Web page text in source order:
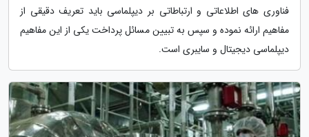
فناوری های اطلاعاتی و ارتباطاتی بر دیپلماسی باید تعریف دقیقی از
مفاهیم ارائه نموده و سپس به تبیین مسائل پرداخت یکی از این مفاهیم
دیپلماسی دیجیتال و سایبری است.